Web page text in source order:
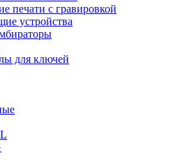
печати с гравировкой
устройства
для ключей